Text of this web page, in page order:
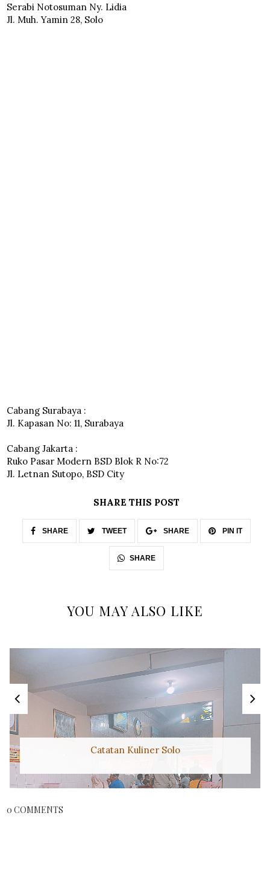
Serabi Notosuman Ny. Lidia
Jl. Muh. Yamin 28, Solo
Cabang Surabaya :
Jl. Kapasan No: 11, Surabaya
Cabang Jakarta :
Ruko Pasar Modern BSD Blok R No:72
Jl. Letnan Sutopo, BSD City
SHARE THIS POST
SHARE TWEET SHARE PIN IT
SHARE
YOU MAY ALSO LIKE
Catatan Kuliner Solo
0 COMMENTS